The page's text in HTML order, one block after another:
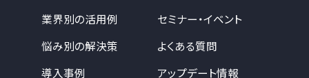
業界別の活用例
セミナー・イベント
悩み別の解決策
よくある質問
導入事例
アップデート情報